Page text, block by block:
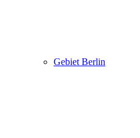
Gebiet Berlin